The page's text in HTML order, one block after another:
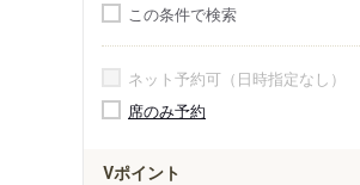
この条件で検索
ネット予約可（日時指定なし）
席のみ予約
Vポイント